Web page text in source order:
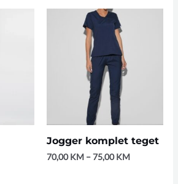
Jogger komplet teget
70,00KM –75,00KM